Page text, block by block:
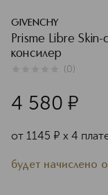
GIVENCHY
Prisme Libre
консилер
(0)
4 580 ¤
от 1145 ¤ х 4
будет начислено